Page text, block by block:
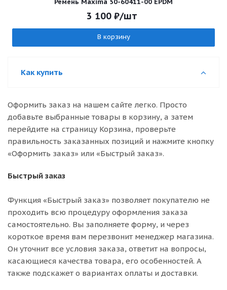
Ремень Maxima 50-60411-00 EPDM
3 100₽/шт
В корзину
Как купить
Оформить заказ на нашем сайте легко. Просто
добавьте выбранные товары в корзину, а затем
перейдите на страницу Корзина, проверьте
правильность заказанных позиций и нажмите кнопку
«Оформить заказ» или «Быстрый заказ».
Быстрый заказ
Функция «Быстрый заказ» позволяет покупателю не
проходить всю процедуру оформления заказа
самостоятельно. Вы заполняете форму, и через
короткое время вам перезвонит менеджер магазина.
Он уточнит все условия заказа, ответит на вопросы,
касающиеся качества товара, его особенностей. А
также подскажет о вариантах оплаты и доставки.